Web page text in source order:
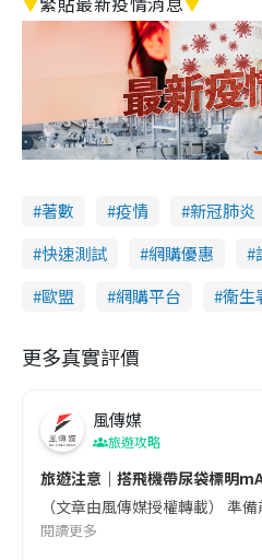
著數 疫情 新冠肺炎
快速測試
網購優惠
歐盟
網購平台 衞生
更多真實評價
風傳媒
旅遊攻略
旅遊注意｜搭飛機帶尿袋標明
（文章由風傳媒授權轉載）
閱讀更多